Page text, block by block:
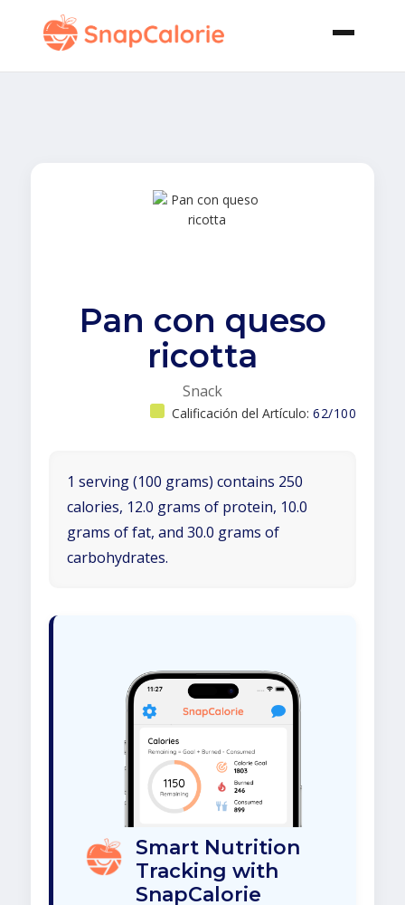
Pan con queso
ricotta
Snack
Calificación del Artículo: 62/100
1 serving (100 grams) contains 250
calories, 12.0 grams of protein, 10.0
grams of fat, and 30.0 grams of
carbohydrates.
Smart Nutrition
Tracking with
SnapCalorie